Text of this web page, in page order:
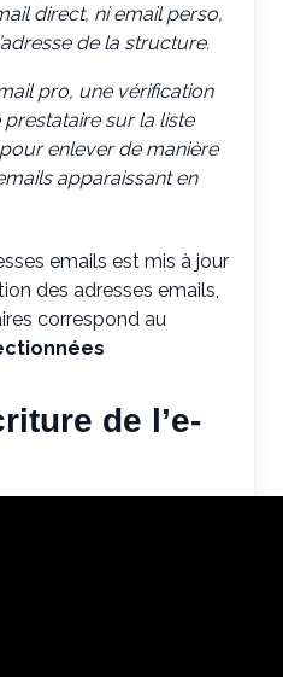
direct, ni email perso,
de la structure.
pro, une vérification
sur la liste
enlever de manière
apparaissant en
emails est mis à jour
des adresses emails,
correspond au
de l’e-